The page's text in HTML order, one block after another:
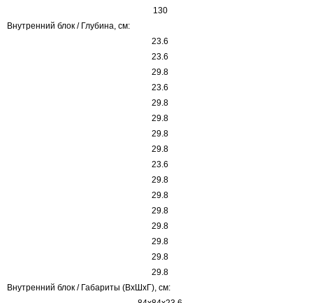
130
Внутренний блок / Глубина, см:
23.6
23.6
29.8
23.6
29.8
29.8
29.8
29.8
23.6
29.8
29.8
29.8
29.8
29.8
29.8
29.8
Внутренний блок / Габариты (ВхШхГ), см: